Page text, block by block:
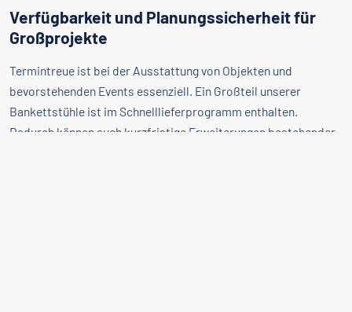
Verfügbarkeit und Planungssicherheit für
Großprojekte
Termintreue ist bei der Ausstattung von Objekten und
bevorstehenden Events essenziell. Ein Großteil unserer
Bankettstühle ist im Schnelllieferprogramm enthalten.
Dadurch können auch kurzfristige Erweiterungen bestehender